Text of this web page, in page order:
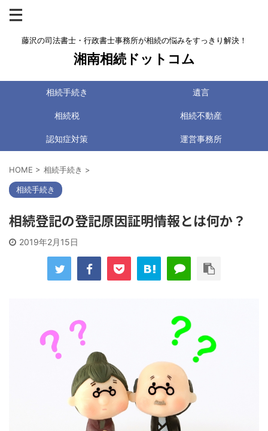
藤沢の司法書士・行政書士事務所が相続の悩みをすっきり解決！
湘南相続ドットコム
相続手続き 遺言
相続税 相続不動産
認知症対策 運営事務所
HOME > 相続手続き >
相続手続き
相続登記の登記原因証明情報とは何か？
2019年2月15日